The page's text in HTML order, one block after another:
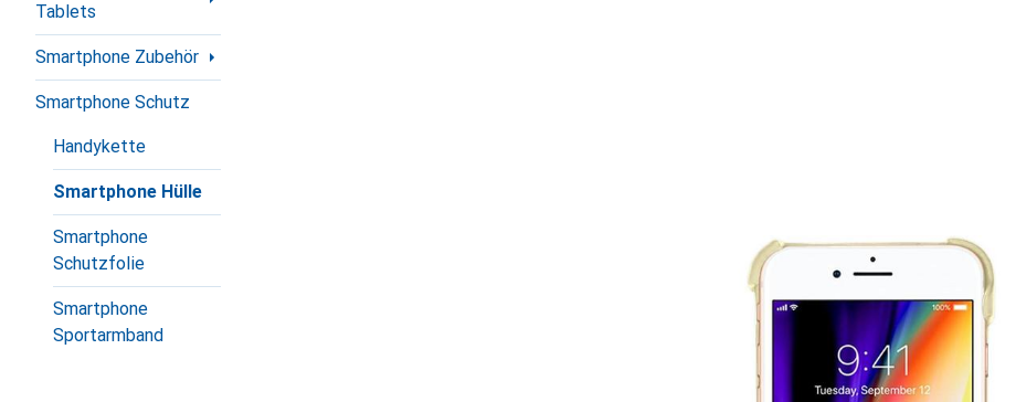
Tablets
Smartphone Zubehör
Smartphone Schutz
Handykette
Smartphone Hülle
Smartphone
Schutzfolie
Smartphone
Sportarmband